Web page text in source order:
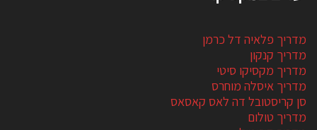
מדריך פלאיה דל כרמן
מדריך קנקון
מדריך מקסיקו סיטי
מדריך איסלה מוחרס
סן קריסטובל דה לאס קאסאס
מדריך טולום